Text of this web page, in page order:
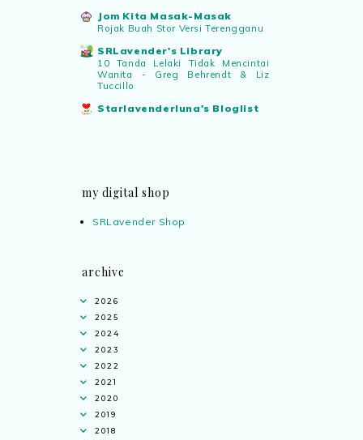
Jom Kita Masak-Masak
Rojak Buah Stor Versi Terengganu
SRLavender's Library
10 Tanda Lelaki Tidak Mencintai
Wanita - Greg Behrendt & Liz
Tuccillo
Starlavenderluna's Bloglist
my digital shop
SRLavender Shop
archive
2026
2025
2024
2023
2022
2021
2020
2019
2018